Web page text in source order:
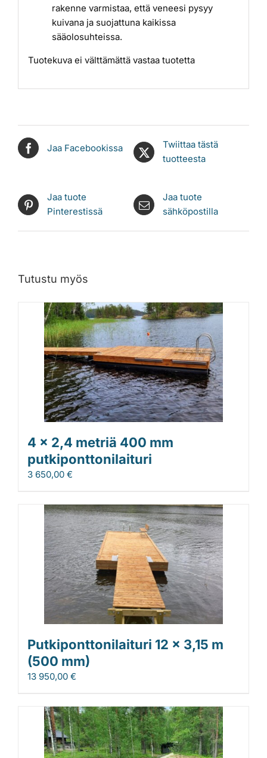
rakenne varmistaa, että veneesi pysyy
kuivana ja suojattuna kaikissa
sääolosuhteissa.
Tuotekuva ei välttämättä vastaa tuotetta
Jaa Facebookissa
Twiittaa tästä
tuotteesta
Jaa tuote
Pinterestissä
Jaa tuote
sähköpostilla
Tutustu myös
4 x 2,4 metriä 400 mm
putkiponttonilaituri
3 650,00 €
Putkiponttonilaituri 12 x 3,15 m
(500 mm)
13 950,00 €